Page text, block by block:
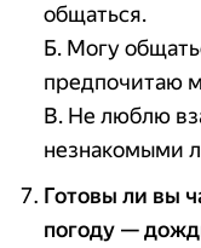
общаться.
Б. Могу
предпочитаю
В. Не люблю
незнакомыми
Готовы ли вы
погоду —